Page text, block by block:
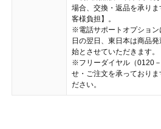
場合、交換・返品を承り
客様負担】。
※電話サポートオプション
日の翌日、東日本は商品
始とさせていただきます。
※フリーダイヤル（0120
せ・ご注文を承っており
ださい。